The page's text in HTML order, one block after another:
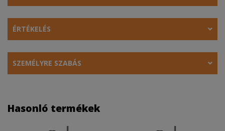
ÉRTÉKELÉS
SZEMÉLYRE SZABÁS
Hasonló termékek